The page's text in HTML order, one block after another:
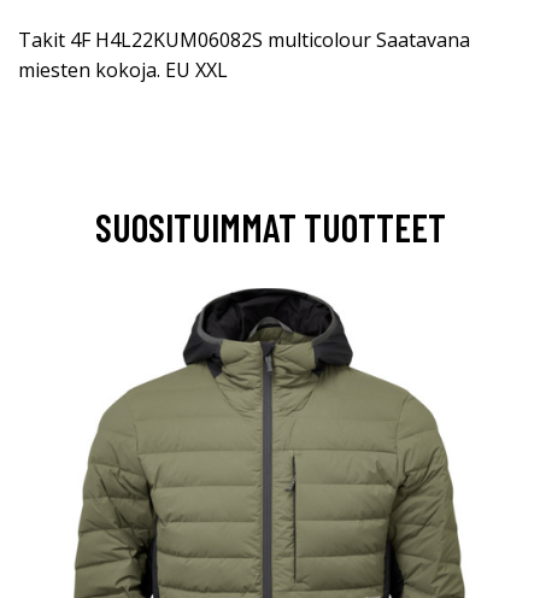
Takit 4F H4L22KUM06082S multicolour Saatavana
miesten kokoja. EU XXL
SUOSITUIMMAT TUOTTEET